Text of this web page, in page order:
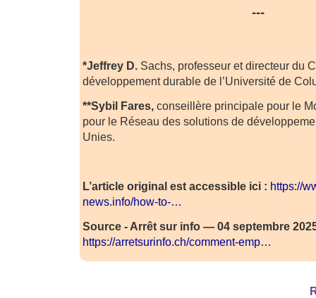
---
*Jeffrey D. Sachs, professeur et directeur du
développement durable de l’Université de
**Sybil Fares, conseillère principale pour le
pour le Réseau des solutions de
Unies.
L’article original est accessible ici : https://
news.info/how-to-…
Source - Arrêt sur info — 04 septembre
https://arretsurinfo.ch/comment-emp…